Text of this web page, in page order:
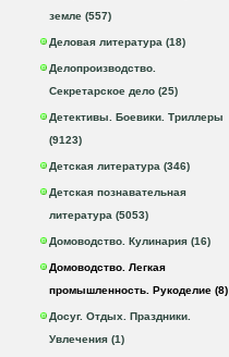
земле (557)
Деловая литература (18)
Делопроизводство.
Секретарское дело (25)
Детективы. Боевики. Триллеры
(9123)
Детская литература (346)
Детская познавательная
литература (5053)
Домоводство. Кулинария (16)
Домоводство. Легкая
промышленность. Рукоделие (8)
Досуг. Отдых. Праздники.
Увлечения (1)